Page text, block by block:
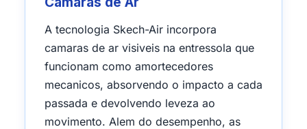
A tecnologia Skech-Air incorpora
camaras de ar visiveis na entressola que
funcionam como amortecedores
mecanicos, absorvendo o impacto a cada
passada e devolvendo leveza ao
movimento. Alem do desempenho, as